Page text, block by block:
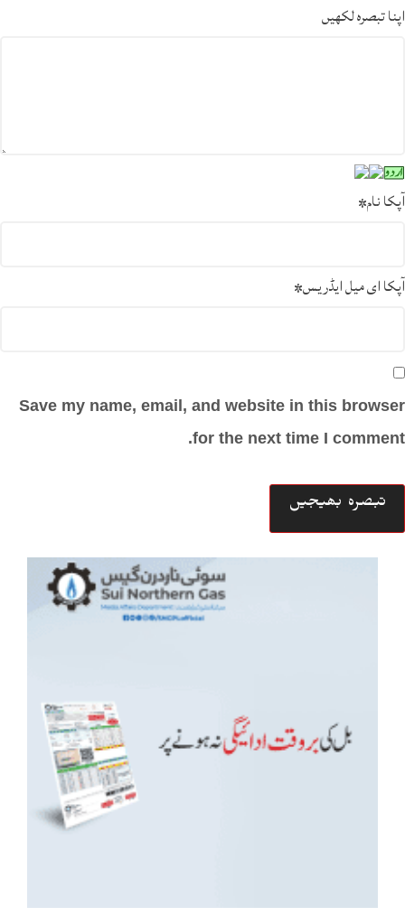
اپنا تبصرہ لکھیں
آپکا نام*
آپکا ای میل ایڈریس*
Save my name, email, and website in this browser
for the next time I comment.